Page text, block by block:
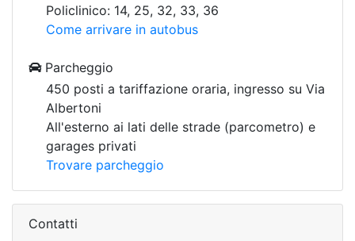
Policlinico: 14, 25, 32, 33, 36
Come arrivare in autobus
Parcheggio
450 posti a tariffazione oraria, ingresso su Via
Albertoni
All'esterno ai lati delle strade (parcometro) e
garages privati
Trovare parcheggio
Contatti